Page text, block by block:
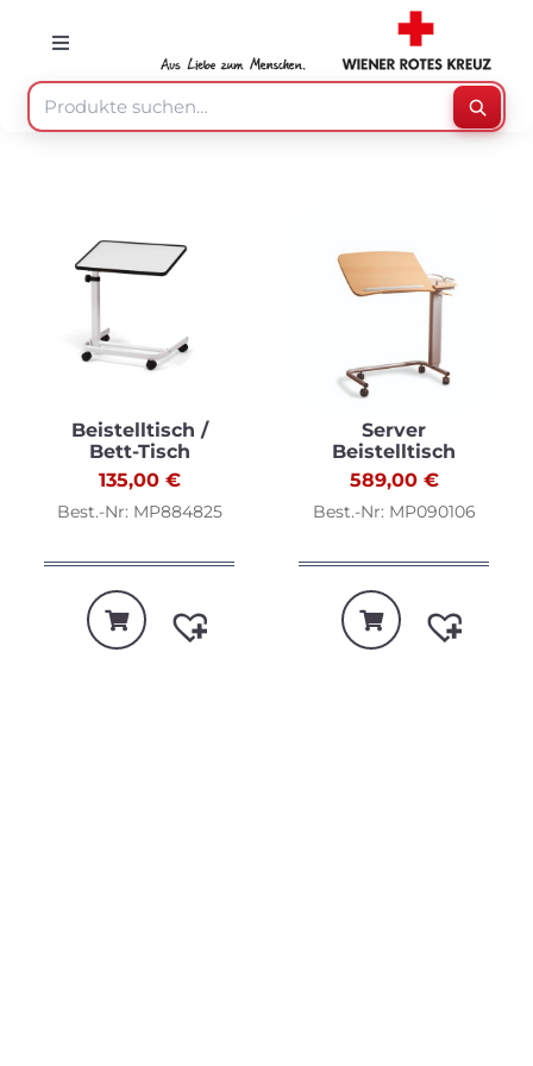
content
Toggle
Navigation
Warenkorb
Speisenzusteller
Medizinprodukte
Sonstiges
Suche
Beistelltisch /
Bett-Tisch
135,00 €
Best.-Nr: MP884825
Server
Beistelltisch
589,00 €
Best.-Nr: MP090106